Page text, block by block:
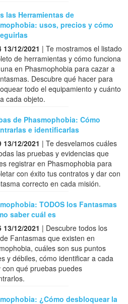
las Herramientas de
usos, precios y cómo
13/12/2021 | Te mostramos el listado
de herramientas y cómo funciona
en Phasmophobia para cazar a
Descubre qué hacer para
todo el equipamiento y cuánto
cada objeto.
de Phasmophobia: Cómo
e identificarlas
13/12/2021 | Te desvelamos cuáles
las pruebas y evidencias que
registrar en Phasmophobia para
con éxito tus contratos y dar con
correcto en cada misión.
TODOS los Fantasmas
saber cuál es
13/12/2021 | Descubre todos los
Fantasmas que existen en
cuáles son sus puntos
y débiles, cómo identificar a cada
con qué pruebas puedes
¿Cómo desbloquear la